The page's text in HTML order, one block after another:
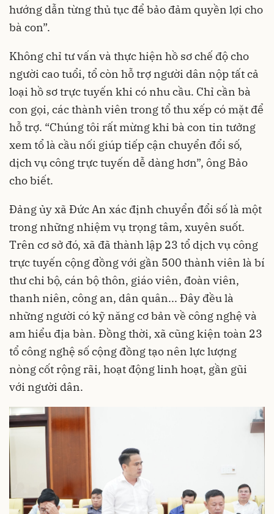
hướng dẫn từng thủ tục để bảo đảm quyền lợi cho
bà con”.
Không chỉ tư vấn và thực hiện hồ sơ chế độ cho
người cao tuổi, tổ còn hỗ trợ người dân nộp tất cả
loại hồ sơ trực tuyến khi có nhu cầu. Chỉ cần bà
con gọi, các thành viên trong tổ thu xếp có mặt để
hỗ trợ. “Chúng tôi rất mừng khi bà con tin tưởng
xem tổ là cầu nối giúp tiếp cận chuyển đổi số,
dịch vụ công trực tuyến dễ dàng hơn”, ông Bảo
cho biết.
Đảng ủy xã Đức An xác định chuyển đổi số là một
trong những nhiệm vụ trọng tâm, xuyên suốt.
Trên cơ sở đó, xã đã thành lập 23 tổ dịch vụ công
trực tuyến cộng đồng với gần 500 thành viên là bí
thư chi bộ, cán bộ thôn, giáo viên, đoàn viên,
thanh niên, công an, dân quân... Đây đều là
những người có kỹ năng cơ bản về công nghệ và
am hiểu địa bàn. Đồng thời, xã cũng kiện toàn 23
tổ công nghệ số cộng đồng tạo nên lực lượng
nòng cốt rộng rãi, hoạt động linh hoạt, gần gũi
với người dân.